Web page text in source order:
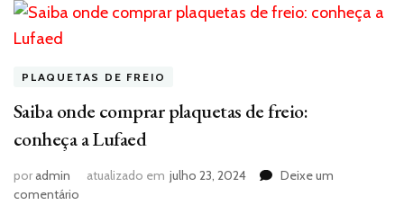
PLAQUETAS DE FREIO
Saiba onde comprar plaquetas de freio:
conheça a Lufaed
poradmin atualizado em julho 23, 2024
Deixe um
comentário